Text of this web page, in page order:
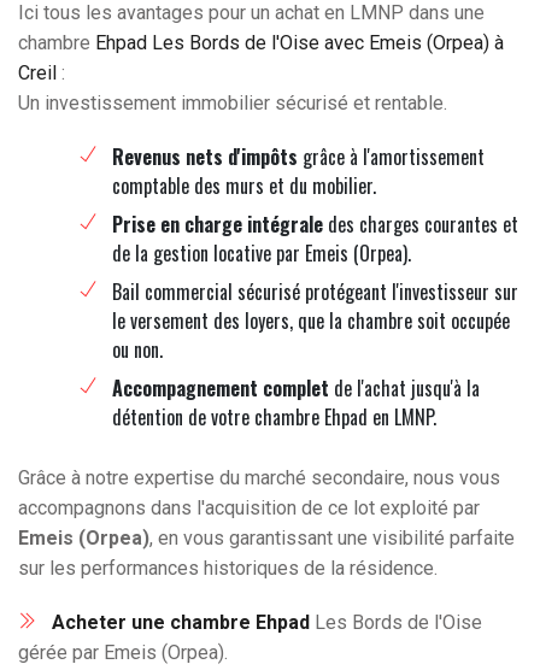
Ici tous les avantages pour un achat en LMNP dans une
chambre Ehpad Les Bords de l'Oise avec Emeis (Orpea) à
Creil :
Un investissement immobilier sécurisé et rentable.
Revenus nets d'impôts grâce à l'amortissement
comptable des murs et du mobilier.
Prise en charge intégrale des charges courantes et
de la gestion locative par Emeis (Orpea).
Bail commercial sécurisé protégeant l'investisseur sur
le versement des loyers, que la chambre soit occupée
ou non.
Accompagnement complet de l'achat jusqu'à la
détention de votre chambre Ehpad en LMNP.
Grâce à notre expertise du marché secondaire, nous vous
accompagnons dans l'acquisition de ce lot exploité par
Emeis (Orpea), en vous garantissant une visibilité parfaite
sur les performances historiques de la résidence.
Acheter une chambre Ehpad Les Bords de l'Oise
gérée par Emeis (Orpea).